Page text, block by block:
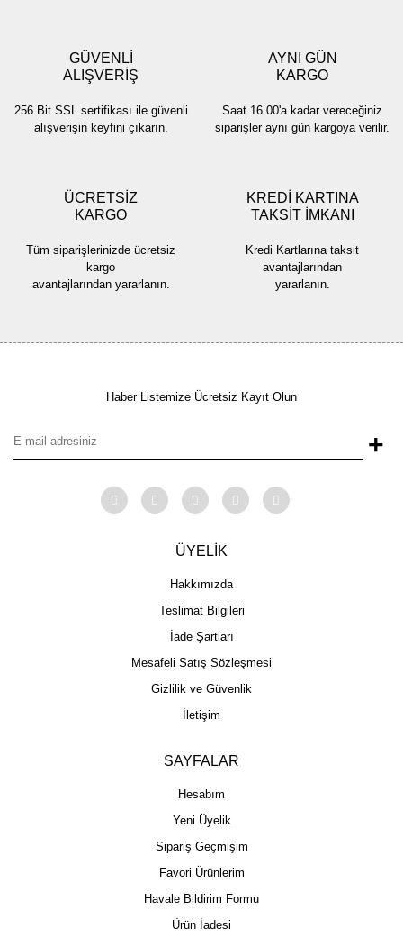
Ürün bilgilerinde hatalar bulunuyor.
Ürün fiyatı diğer sitelerden daha pahalı.
Bu ürüne benzer farklı alternatifler olmalı.
GÜVENLİ
ALIŞVERİŞ
256 Bit SSL sertifikası ile güvenli
alışverişin keyfini çıkarın.
AYNI GÜN
KARGO
Saat 16.00'a kadar vereceğiniz
siparişler aynı gün kargoya verilir.
ÜCRETSİZ
KARGO
Tüm siparişlerinizde ücretsiz
kargo
avantajlarından yararlanın.
KREDİ KARTINA
TAKSİT İMKANI
Kredi Kartlarına taksit
avantajlarından
yararlanın.
Haber Listemize Ücretsiz Kayıt Olun
+
ÜYELİK
Hakkımızda
Teslimat Bilgileri
İade Şartları
Mesafeli Satış Sözleşmesi
Gizlilik ve Güvenlik
İletişim
SAYFALAR
Hesabım
Yeni Üyelik
Sipariş Geçmişim
Favori Ürünlerim
Havale Bildirim Formu
Ürün İadesi